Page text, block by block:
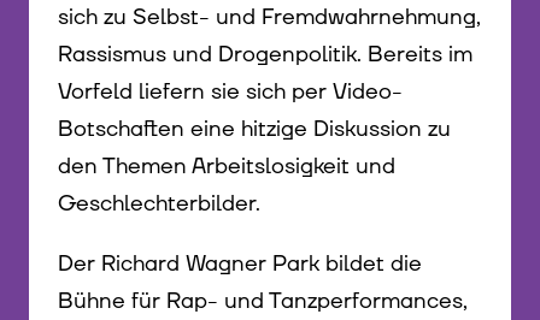
sich zu Selbst- und Fremdwahrnehmung,
Rassismus und Drogenpolitik. Bereits im
Vorfeld liefern sie sich per Video-
Botschaften eine hitzige Diskussion zu
den Themen Arbeitslosigkeit und
Geschlechterbilder.
Der Richard Wagner Park bildet die
Bühne für Rap- und Tanzperformances,